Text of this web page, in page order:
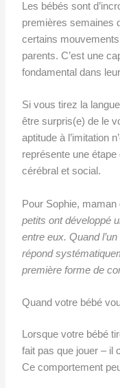
Les bébés sont
premières semaines
certains
parents. C’est une
fondamental dans
Si vous tirez la
être surpris(e) de le
aptitude à l’imitation
représente une
cérébral et social.
Pour Sophie,
petits ont développé
entre eux. Quand
répond
première forme de
Quand votre bébé
Lorsque votre bébé
fait pas que jouer – il
Ce comportement